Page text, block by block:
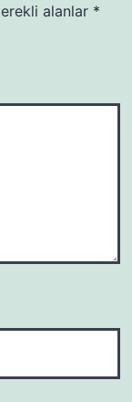
alanlar *